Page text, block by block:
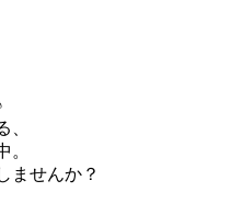
、
。
ませんか？